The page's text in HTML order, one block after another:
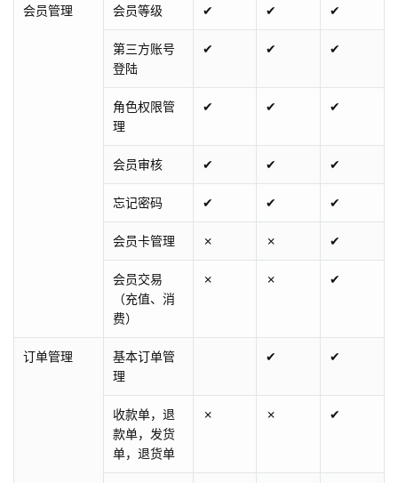
会员管理 会员等级 ✔ ✔ ✔
第三方账号
登陆
✔ ✔ ✔
角色权限管
理
✔ ✔ ✔
会员审核 ✔ ✔ ✔
忘记密码 ✔ ✔ ✔
会员卡管理 ✗ ✗ ✔
会员交易
（充值、消
费）
✗ ✗ ✔
订单管理
基本订单管
理
✔ ✔
收款单，退
款单，发货
单，退货单
✗ ✗ ✔